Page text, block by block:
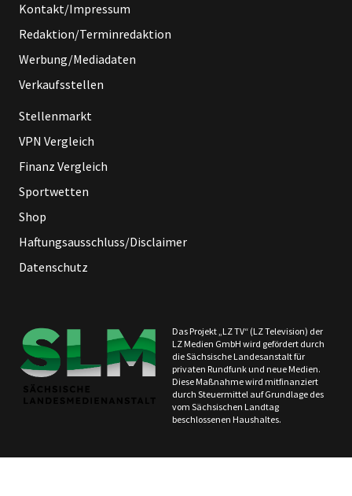
Kontakt/Impressum
Redaktion/Terminredaktion
Werbung/Mediadaten
Verkaufsstellen
Stellenmarkt
VPN Vergleich
Finanz Vergleich
Sportwetten
Shop
Haftungsausschluss/Disclaimer
Datenschutz
Das Projekt „LZ TV“ (LZ Television) der
LZ Medien GmbH wird gefördert durch
die Sächsische Landesanstalt für
privaten Rundfunk und neue Medien.
Diese Maßnahme wird mitfinanziert
durch Steuermittel auf Grundlage des
vom Sächsischen Landtag
beschlossenen Haushaltes.